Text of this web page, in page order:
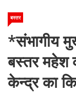
बस्तर
*संभागीय
बस्तर महेश
केन्द्र का